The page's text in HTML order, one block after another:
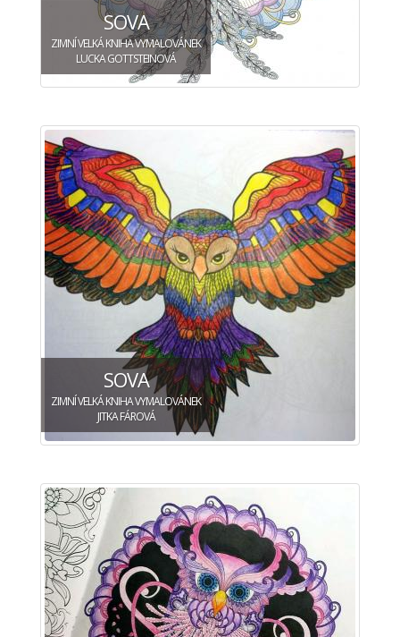
SOVA
ZIMNÍ VELKÁ KNIHA VYMALOVÁNEK
LUCKA GOTTSTEINOVÁ
SOVA
ZIMNÍ VELKÁ KNIHA VYMALOVÁNEK
JITKA FÁROVÁ